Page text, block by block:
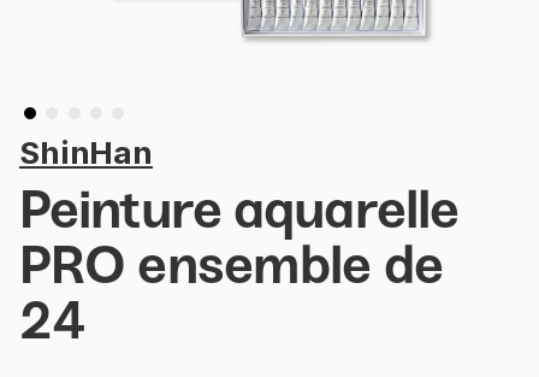
ShinHan
Peinture aquarelle
PRO ensemble de
24